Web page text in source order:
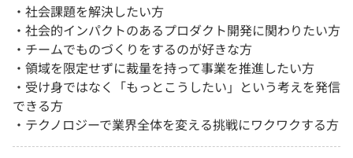
・社会課題を解決したい方
・社会的インパクトのあるプロダクト開発に関わりたい方
・チームでものづくりをするのが好きな方
・領域を限定せずに裁量を持って事業を推進したい方
・受け身ではなく「もっとこうしたい」という考えを発信
できる方
・テクノロジーで業界全体を変える挑戦にワクワクする方